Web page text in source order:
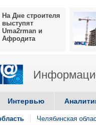
На Дне строителя
выступят
Uma2rman и
Афродита
Интервью
Челябинская